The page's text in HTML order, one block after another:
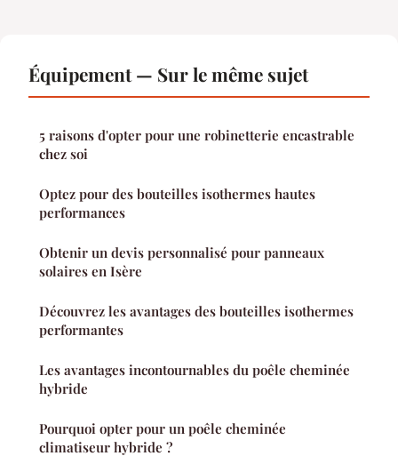
Équipement — Sur le même sujet
5 raisons d'opter pour une robinetterie encastrable
chez soi
Optez pour des bouteilles isothermes hautes
performances
Obtenir un devis personnalisé pour panneaux
solaires en Isère
Découvrez les avantages des bouteilles isothermes
performantes
Les avantages incontournables du poêle cheminée
hybride
Pourquoi opter pour un poêle cheminée
climatiseur hybride ?